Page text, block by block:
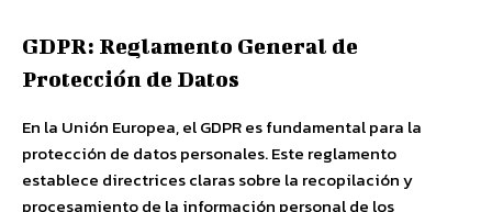
GDPR: Reglamento General de
Protección de Datos
En la Unión Europea, el GDPR es fundamental para la
protección de datos personales. Este reglamento
establece directrices claras sobre la recopilación y
procesamiento de la información personal de los